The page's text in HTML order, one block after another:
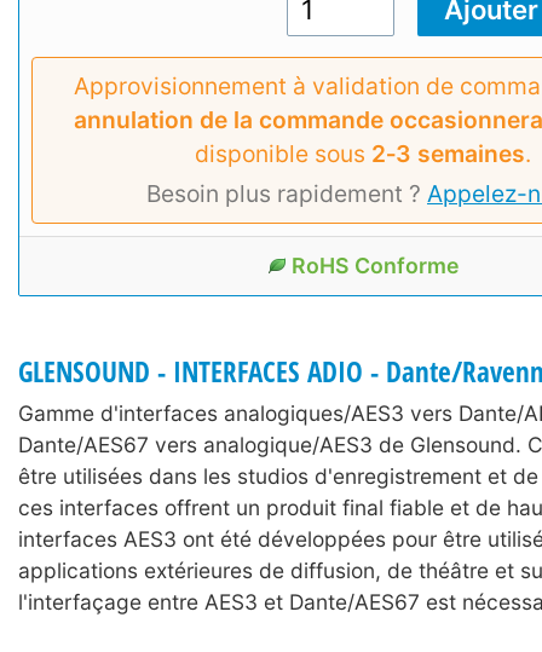
Approvisionnement à validation de
annulation de la commande
disponible sous 2‑3 semaines.
Besoin plus rapidement ? Appelez-
RoHS Conforme
GLENSOUND - INTERFACES ADIO - Dante/
Gamme d'interfaces analogiques/AES3 vers Dante/
Dante/AES67 vers analogique/AES3 de Glensound.
être utilisées dans les studios d'enregistrement et
ces interfaces offrent un produit final fiable et de
interfaces AES3 ont été développées pour être
applications extérieures de diffusion, de théâtre et
l'interfaçage entre AES3 et Dante/AES67 est